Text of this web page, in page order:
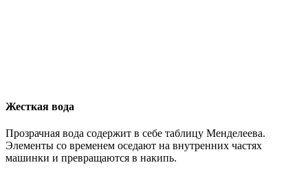
Жесткая вода
Прозрачная вода содержит в себе таблицу Менделеева.
Элементы со временем оседают на внутренних частях
машинки и превращаются в накипь.